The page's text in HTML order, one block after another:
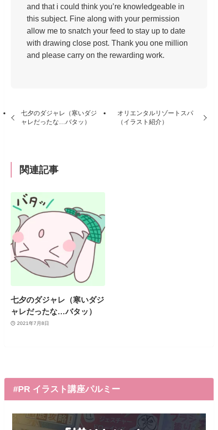
七夕のダジャレ（寒いダジ
ャレだったな…バタッ）
オリエンタルリゾートスパ
（イラスト紹介）
関連記事
七夕のダジャレ（寒いダジ
ャレだったな…バタッ）
2021年7月8日
and that i could think you’re knowledgeable in
this subject. Fine along with your permission
allow me to snatch your feed to stay up to date
with drawing close post. Thank you one million
and please carry on the rewarding work.
#PR イラスト講座パルミー